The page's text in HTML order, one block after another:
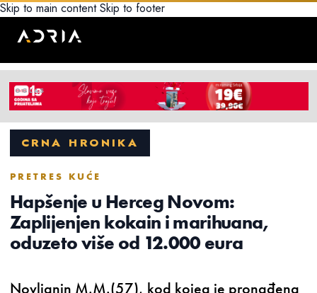
Skip to main content Skip to footer
CRNA HRONIKA
PRETRES KUĆE
Hapšenje u Herceg Novom:
Zaplijenjen kokain i marihuana,
oduzeto više od 12.000 eura
Novljanin M.M.(57), kod kojeg je pronađena